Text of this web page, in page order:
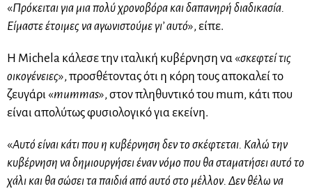
«Πρόκειται για μια πολύ χρονοβόρα και δαπανηρή διαδικασία.
Είμαστε έτοιμες να αγωνιστούμε γι’ αυτό», είπε.
Η Michela κάλεσε την ιταλική κυβέρνηση να «σκεφτεί τις
οικογένειες», προσθέτοντας ότι η κόρη τους αποκαλεί το
ζευγάρι «mummas», στον πληθυντικό του mum, κάτι που
είναι απολύτως φυσιολογικό για εκείνη.
«Αυτό είναι κάτι που η κυβέρνηση δεν το σκέφτεται. Καλώ την
κυβέρνηση να δημιουργήσει έναν νόμο που θα σταματήσει αυτό το
χάλι και θα σώσει τα παιδιά από αυτό στο μέλλον. Δεν θέλω να